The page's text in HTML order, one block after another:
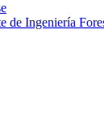
de Ingeniería